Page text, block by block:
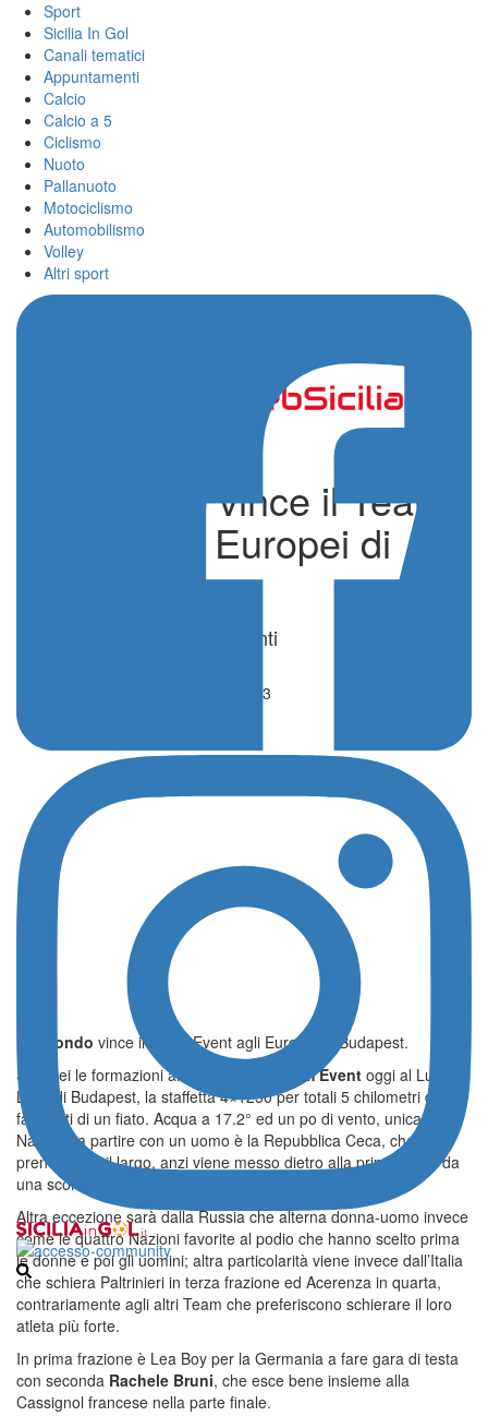
Sport
Sicilia In Gol
Canali tematici
Appuntamenti
Calcio
Calcio a 5
Ciclismo
Nuoto
Pallanuoto
Motociclismo
Automobilismo
Volley
Altri sport
L’Italfondo vince il Team
Event agli Europei di
di Marco Mattia Conti
15 Maggio 2021 - 15:43
L’ Italfondo vince il Team Event agli Europei di Budapest.
Solo sei le formazioni al via in questo
Team Event oggi al Lupa
Lake di Budapest, la staffetta 4×1250 per totali 5 chilometri da
fare tutti di un fiato. Acqua a 17.2° ed un po di vento, unica
Nazione a partire con un uomo è la Repubblica Ceca, che non
prende però il largo, anzi viene messo dietro alla prima virata da
una scorrettezza della Germania
Altra eccezione sarà dalla Russia che alterna donna-uomo invece
come le quattro Nazioni favorite al podio che hanno scelto prima
le donne e poi gli uomini; altra particolarità viene invece dall’Italia
che schiera Paltrinieri in terza frazione ed Acerenza in quarta,
contrariamente agli altri Team che preferiscono schierare il loro
atleta più forte.
In prima frazione è Lea Boy per la Germania a fare gara di testa
con seconda Rachele Bruni, che esce bene insieme alla
Cassignol francese nella parte finale.